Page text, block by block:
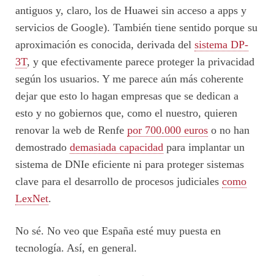
antiguos y, claro, los de Huawei sin acceso a apps y
servicios de Google). También tiene sentido porque su
aproximación es conocida, derivada del sistema DP-
3T, y que efectivamente parece proteger la privacidad
según los usuarios. Y me parece aún más coherente
dejar que esto lo hagan empresas que se dedican a
esto y no gobiernos que, como el nuestro, quieren
renovar la web de Renfe por 700.000 euros o no han
demostrado demasiada capacidad para implantar un
sistema de DNIe eficiente ni para proteger sistemas
clave para el desarrollo de procesos judiciales como
LexNet.
No sé. No veo que España esté muy puesta en
tecnología. Así, en general.